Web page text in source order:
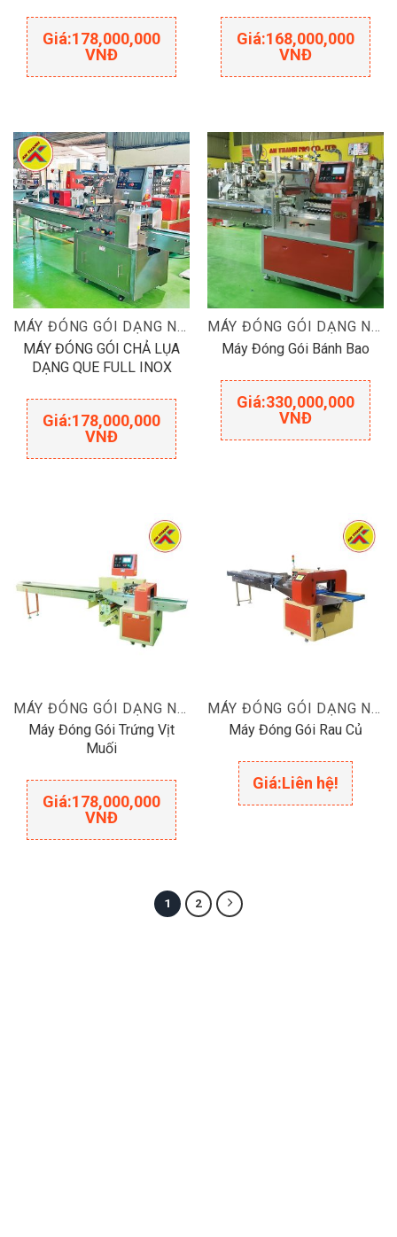
Giá:178,000,000
VNĐ
Giá:168,000,000
VNĐ
MÁY ĐÓNG GÓI DẠNG NẰM
MÁY ĐÓNG GÓI CHẢ LỤA
DẠNG QUE FULL INOX
Giá:178,000,000
VNĐ
MÁY ĐÓNG GÓI DẠNG NẰM
Máy Đóng Gói Bánh Bao
Giá:330,000,000
VNĐ
MÁY ĐÓNG GÓI DẠNG NẰM
Máy Đóng Gói Trứng Vịt
Muối
Giá:178,000,000
VNĐ
MÁY ĐÓNG GÓI DẠNG NẰM
Máy Đóng Gói Rau Củ
Giá:Liên hệ!
1 2